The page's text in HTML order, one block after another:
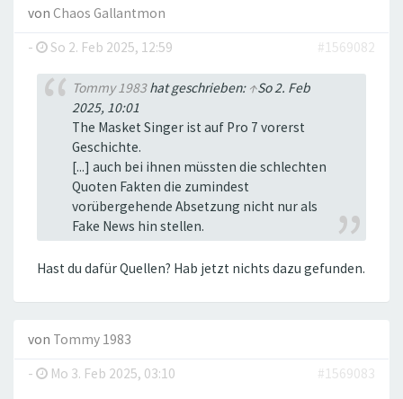
von Chaos Gallantmon
-
So 2. Feb 2025, 12:59 #1569082
Tommy 1983hat geschrieben: ↑So 2. Feb
2025, 10:01
The Masket Singer ist auf Pro 7 vorerst
Geschichte.
[...] auch bei ihnen müssten die schlechten
Quoten Fakten die zumindest
vorübergehende Absetzung nicht nur als
Fake News hin stellen.
Hast du dafür Quellen? Hab jetzt nichts dazu gefunden.
von Tommy 1983
-
Mo 3. Feb 2025, 03:10 #1569083